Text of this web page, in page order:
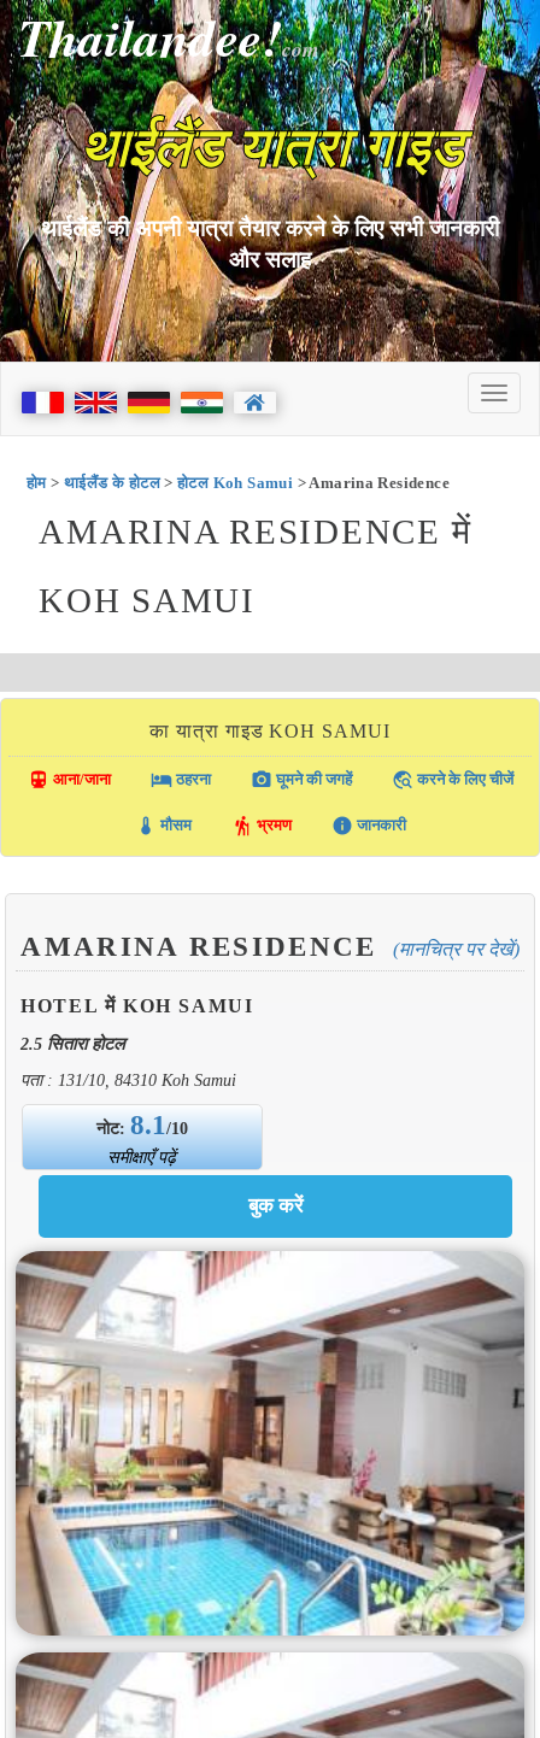
Thailandee!com
थाईलैंड यात्रा गाइड
थाईलैंड की अपनी यात्रा तैयार करने के लिए सभी जानकारी
और सलाह
होम>थाईलैंड के होटल>होटल Koh Samui > Amarina Residence
AMARINA RESIDENCE में
KOH SAMUI
का यात्रा गाइड KOH SAMUI
directions_transit आना/जाना local_hotelठहरना photo_camera घूमने की जगहें travel_explore करने के लिए चीजें
thermostat मौसम hiking भ्रमण info जानकारी
AMARINA RESIDENCE (मानचित्र पर देखें)
HOTEL में KOH SAMUI
2.5 सितारा होटल
पता : 131/10, 84310 Koh Samui
नोट: 8.1/10
समीक्षाएँ पढ़ें